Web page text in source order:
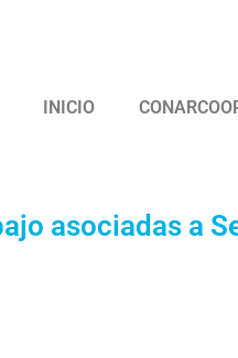
INICIO
asociadas a